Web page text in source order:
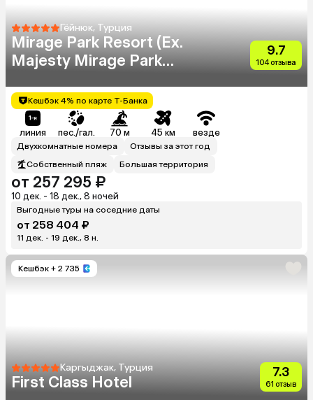
Гёйнюк, Турция
Mirage Park Resort (Ex.
Majesty Mirage Park
9.7
104 отзыва
Кешбэк 4% по карте Т-Банка
линия пес./гал. 70 м 45 км везде
Двухкомнатные номера
Отзывы за этот год
Собственный пляж
Большая территория
от 257 295 ₽
10 дек. - 18 дек., 8 ночей
Выгодные туры на соседние даты
от 258 404 ₽
11 дек. - 19 дек., 8 н.
Кешбэк + 2 735
Каргыджак, Турция
First Class Hotel
7.3
61 отзыв